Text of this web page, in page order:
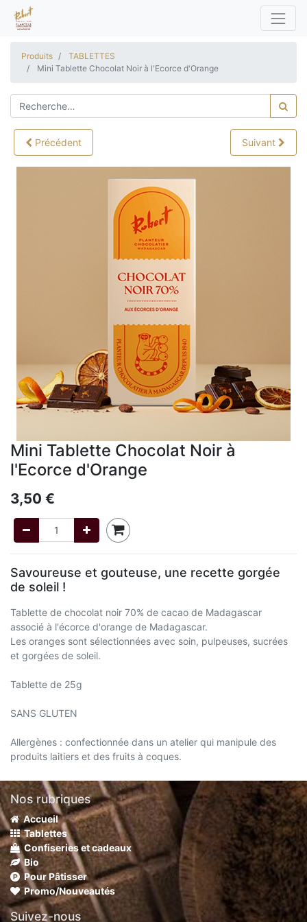
Produits
TABLETTES
Mini Tablette Chocolat Noir à l'Ecorce d'Orange
Précédent Suivant
Mini Tablette Chocolat Noir à
l'Ecorce d'Orange
3,50 €
Savoureuse et gouteuse, une recette gorgée
de soleil !
Tablette de chocolat noir 70% de cacao de Madagascar
associé à l'écorce d'orange de Madagascar.
Les oranges sont sélectionnées avec soin, pulpeuses, sucrées
et gorgées de soleil.
Tablette de 25g
SANS GLUTEN
Allergènes : confectionnée dans un atelier qui manipule des
produits laitiers et des fruits à coques.
Nos rubriques
Accueil
Tablettes
Confiseries et cadeaux
Bio
Pour Pâtisser
Promo/Nouveautés
Suivez-nous